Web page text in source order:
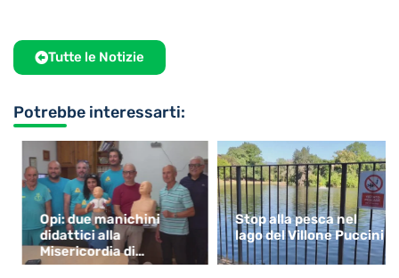
Tutte le Notizie
Potrebbe interessarti:
Opi: due manichini
didattici alla
Misericordia di
Monsummano
Stop alla pesca nel
lago del Villone Puccini